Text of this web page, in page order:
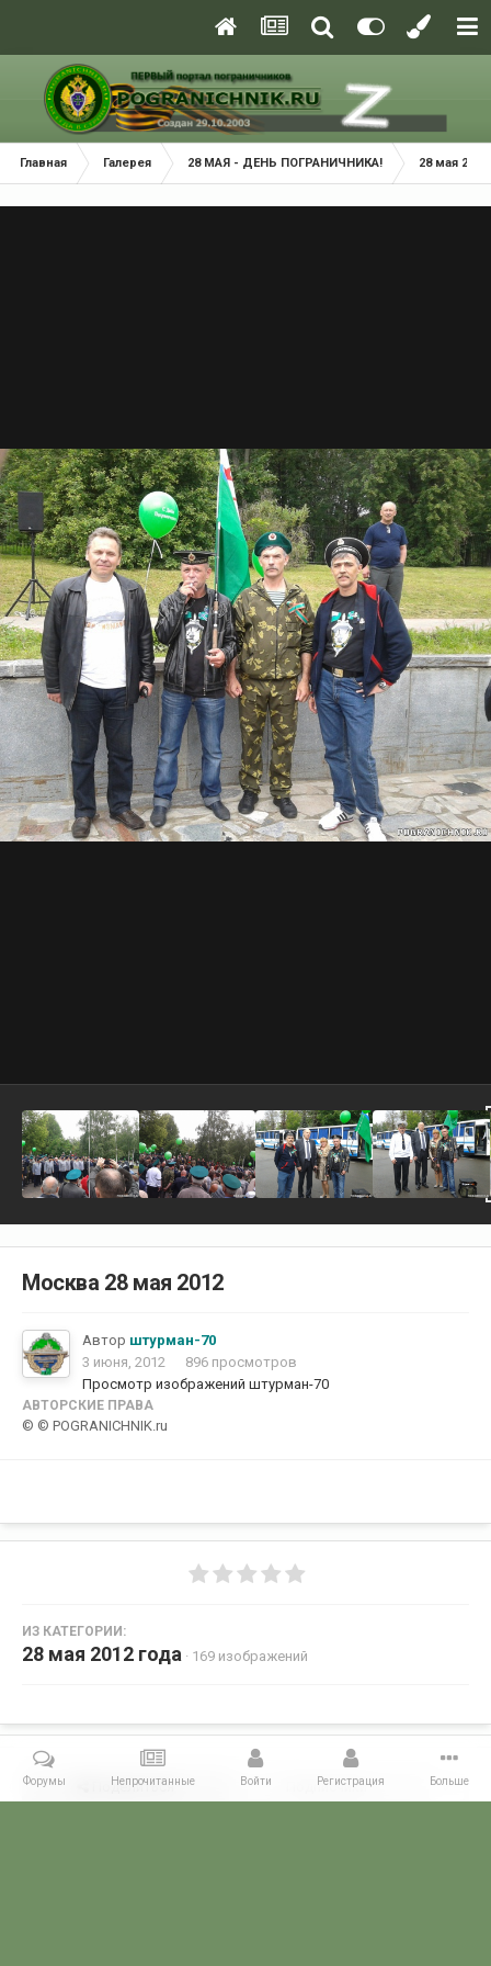
Главная Галерея 28 МАЯ - ДЕНЬ ПОГРАНИЧНИКА! 28 мая
Москва 28 мая 2012
Автор штурман-70
3 июня, 2012
896 просмотров
Просмотр изображений штурман-70
АВТОРСКИЕ ПРАВА
© © POGRANICHNIK.ru
ИЗ КАТЕГОРИИ:
28 мая 2012 года · 169 изображений
Поделиться Подписчики 0
Форумы Непрочитанные Войти Регистрация Больше